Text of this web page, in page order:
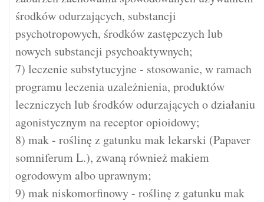
środków odurzających, substancji
psychotropowych, środków zastępczych lub
nowych substancji psychoaktywnych;
7) leczenie substytucyjne - stosowanie, w ramach
programu leczenia uzależnienia, produktów
leczniczych lub środków odurzających o działaniu
agonistycznym na receptor opioidowy;
8) mak - roślinę z gatunku mak lekarski (Papaver
somniferum L.), zwaną również makiem
ogrodowym albo uprawnym;
9) mak niskomorfinowy - roślinę z gatunku mak